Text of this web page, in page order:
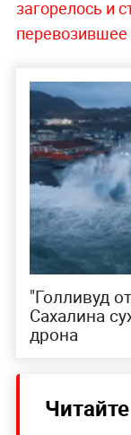
загорелось и
"Голливуд
Сахалина
дрона